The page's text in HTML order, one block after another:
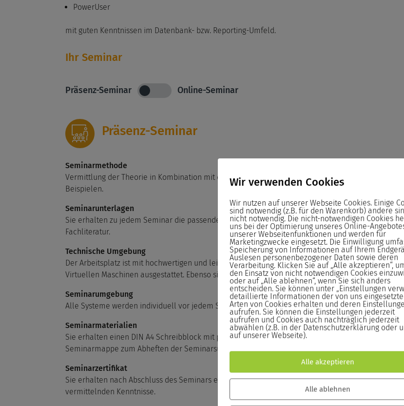
PowerUser
mit guten Kenntnissen im Datenbank- bzw. Reporting-Umfeld.
Ihr Seminar
Präsenz-Seminar Online-Seminar
Präsenz-Seminar
Seminarmethode
Vermittlung der Theorie in Kombination mit der Bearbeitung von praxisnahen
Beispielen.
Seminarunterlagen
Sie erhalten zu jedem Seminar die passenden Unterlagen oder passende
Fachliteratur.
Technische Umgebung
Der Arbeitsplatz ist mit hochwertigen und leistungsstarken PCs sowie
Virtuellen Maschinen ausgestattet. Ebenso sind die Monitore Höhenverstellbar.
Seminarumgebung
Alle Systeme werden individuell vor jedem Seminar neu aufgesetzt.
Seminarmaterialien
Sie erhalten einen DIN A4 Schreibblock mit passenden Stiften sowie eine
Seminarmappe zum Abheften der Seminarsunterlagen.
Seminarzertifikat
Sie erhalten nach Abschluss des Seminars ein Seminarzertifikat inklusive der
vermittelnden Kenntnisse.
Wir verwenden Cookies
Wir nutzen auf unserer Webseite Cookies. Einige
sind notwendig (z.B. für den Warenkorb) andere
nicht notwendig. Die nicht-notwendigen Cookies
uns bei der Optimierung unseres Online-
unserer Webseitenfunktionen und werden für
Marketingzwecke eingesetzt. Die Einwilligung
Speicherung von Informationen auf Ihrem
Auslesen personenbezogener Daten sowie deren
Verarbeitung. Klicken Sie auf „Alle akzeptieren“,
den Einsatz von nicht notwendigen Cookies
oder auf „Alle ablehnen“, wenn Sie sich anders
entscheiden. Sie können unter „Einstellungen
detaillierte Informationen der von uns
Arten von Cookies erhalten und deren
aufrufen. Sie können die Einstellungen jederzeit
aufrufen und Cookies auch nachträglich jederzeit
abwählen (z.B. in der Datenschutzerklärung oder
auf unserer Webseite).
Alle akzeptieren
Alle ablehnen